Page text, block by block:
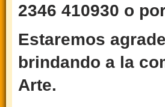
2346 410930 o
Estaremos
brindando a la
Arte.